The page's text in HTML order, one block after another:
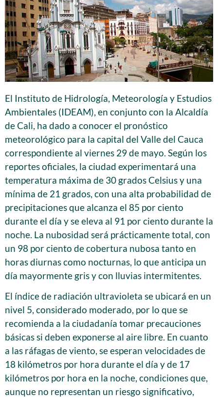
El Instituto de Hidrología, Meteorología y Estudios
Ambientales (IDEAM), en conjunto con la Alcaldía
de Cali, ha dado a conocer el pronóstico
meteorológico para la capital del Valle del Cauca
correspondiente al viernes 29 de mayo. Según los
reportes oficiales, la ciudad experimentará una
temperatura máxima de 30 grados Celsius y una
mínima de 21 grados, con una alta probabilidad de
precipitaciones que alcanza el 85 por ciento
durante el día y se eleva al 91 por ciento durante la
noche. La nubosidad será prácticamente total, con
un 98 por ciento de cobertura nubosa tanto en
horas diurnas como nocturnas, lo que anticipa un
día mayormente gris y con lluvias intermitentes.
El índice de radiación ultravioleta se ubicará en un
nivel 5, considerado moderado, por lo que se
recomienda a la ciudadanía tomar precauciones
básicas si deben exponerse al aire libre. En cuanto
a las ráfagas de viento, se esperan velocidades de
18 kilómetros por hora durante el día y de 17
kilómetros por hora en la noche, condiciones que,
aunque no representan un riesgo significativo,